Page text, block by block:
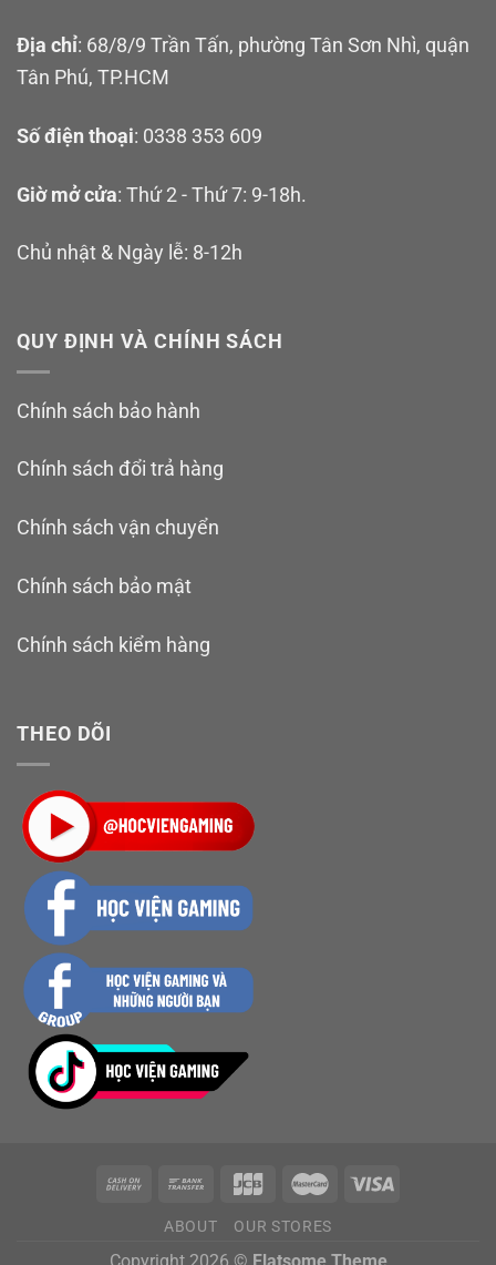
Địa chỉ: 68/8/9 Trần Tấn, phường Tân Sơn Nhì, quận
Tân Phú, TP.HCM
Số điện thoại: 0338 353 609
Giờ mở cửa: Thứ 2 - Thứ 7: 9-18h.
Chủ nhật & Ngày lễ: 8-12h
QUY ĐỊNH VÀ CHÍNH SÁCH
Chính sách bảo hành
Chính sách đổi trả hàng
Chính sách vận chuyển
Chính sách bảo mật
Chính sách kiểm hàng
THEO DÕI
ABOUT OUR STORES
Copyright 2026 © Flatsome Theme